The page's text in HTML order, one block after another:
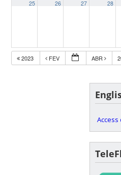
25 26 27 28
2023 FEV ABR
Access